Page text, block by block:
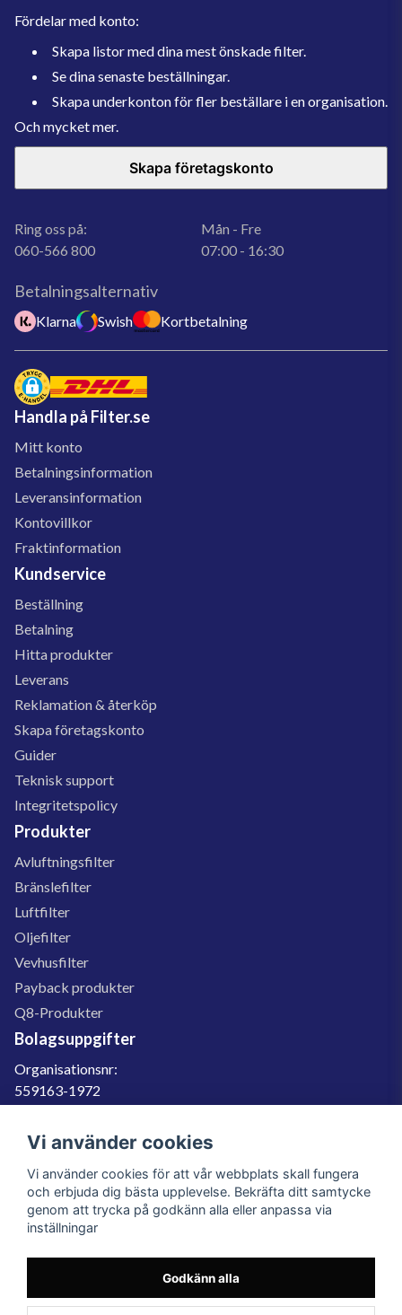
Fördelar med konto:
Skapa listor med dina mest önskade filter.
Se dina senaste beställningar.
Skapa underkonton för fler beställare i en organisation.
Och mycket mer.
Skapa företagskonto
Ring oss på:
060-566 800
Mån - Fre
07:00 - 16:30
Betalningsalternativ
Klarna Swish Kortbetalning
Handla på Filter.se
Mitt konto
Betalningsinformation
Leveransinformation
Kontovillkor
Fraktinformation
Kundservice
Beställning
Betalning
Hitta produkter
Leverans
Reklamation & återköp
Skapa företagskonto
Guider
Teknisk support
Integritetspolicy
Produkter
Avluftningsfilter
Bränslefilter
Luftfilter
Oljefilter
Vevhusfilter
Payback produkter
Q8-Produkter
Bolagsuppgifter
Organisationsnr:
559163-1972
SE559163197201
060-566 800
info@filter.se
559163-1972
Vi använder cookies
Vi använder cookies för att vår webbplats skall fungera
och erbjuda dig bästa upplevelse. Bekräfta ditt samtycke
genom att trycka på godkänn alla eller anpassa via
inställningar
Godkänn alla